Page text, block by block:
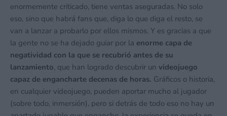
enormemente criticado, tiene ventas aseguradas. No solo
eso, sino que habrá fans que, diga lo que diga el resto, se
van a lanzar a probarlo por ellos mismos. Y es gracias a que
la gente no se ha dejado guiar por la enorme capa de
negatividad con la que se recubrió antes de su
lanzamiento, que han logrado descubrir un videojuego
capaz de engancharte decenas de horas. Gráficos o historia,
en cualquier videojuego, pueden aportar mucho al jugador
(sobre todo, inmersión), pero si detrás de todo eso no hay un